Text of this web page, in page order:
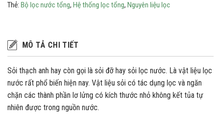
Thẻ: Bộ lọc nước tổng, Hệ thống lọc tổng, Nguyên liệu lọc
MÔ TẢ CHI TIẾT
Sỏi thạch anh hay còn gọi là sỏi đỡ hay sỏi lọc nước. Là vật liệu lọc
nước rất phổ biến hiện nay. Vật liệu sỏi có tác dụng lọc và ngăn
chặn các thành phần lơ lửng có kích thước nhỏ không kết tủa tự
nhiên được trong nguồn nước.